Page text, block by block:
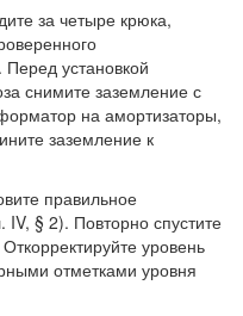
за четыре крюка,
установкой
снимите заземление с
на амортизаторы,
заземление к
правильное
§ 2). Повторно спустите
уровень
отметками уровня